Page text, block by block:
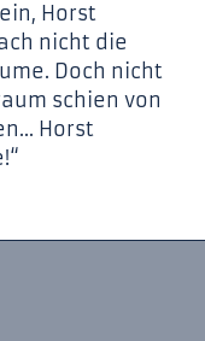
Horst
nicht die
Doch nicht
schien von
Horst